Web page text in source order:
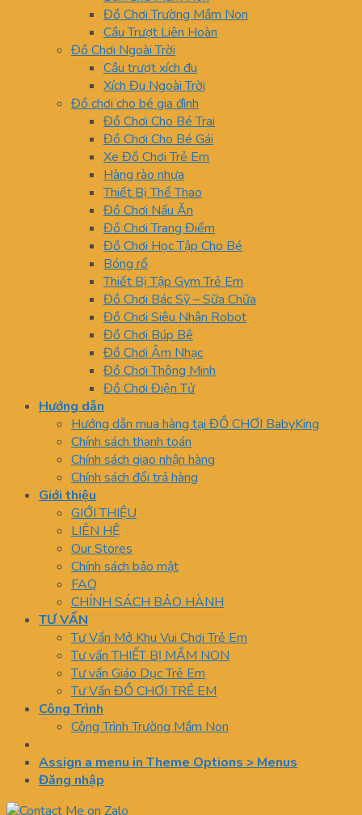
Đồ Chơi Trường Mầm Non
Cầu Trượt Liên Hoàn
Đồ Chơi Ngoài Trời
Cầu trượt xích đu
Xích Đu Ngoài Trời
Đồ chơi cho bé gia đình
Đồ Chơi Cho Bé Trai
Đồ Chơi Cho Bé Gái
Xe Đồ Chơi Trẻ Em
Hàng rào nhựa
Thiết Bị Thể Thao
Đồ Chơi Nấu Ăn
Đồ Chơi Trang Điểm
Đồ Chơi Học Tập Cho Bé
Bóng rổ
Thiết Bị Tập Gym Trẻ Em
Đồ Chơi Bác Sỹ – Sữa Chữa
Đồ Chơi Siêu Nhân Robot
Đồ Chơi Búp Bê
Đồ Chơi Âm Nhạc
Đồ Chơi Thông Minh
Đồ Chơi Điện Tử
Hướng dẫn
Hướng dẫn mua hàng tại ĐỒ CHƠI BabyKing
Chính sách thanh toán
Chính sách giao nhận hàng
Chính sách đổi trả hàng
Giới thiệu
GIỚI THIỆU
LIÊN HỆ
Our Stores
Chính sách bảo mật
FAQ
CHÍNH SÁCH BẢO HÀNH
TƯ VẤN
Tư Vấn Mở Khu Vui Chơi Trẻ Em
Tư vấn THIẾT BỊ MẦM NON
Tư vấn Giáo Dục Trẻ Em
Tư Vấn ĐỒ CHƠI TRẺ EM
Công Trình
Công Trình Trường Mầm Non
Assign a menu in Theme Options > Menus
Đăng nhập